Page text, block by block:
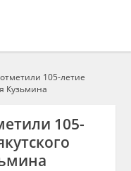
105-летие
Кузьмина
105-